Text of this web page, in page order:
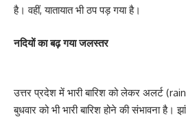
है। वहीं, यातायात भी ठप पड़ गया है।
नदियों का बढ़ गया जलस्तर
उत्तर प्रदेश में भारी बारिश को लेकर अलर्ट
बुधवार को भी भारी बारिश होने की संभावना है।